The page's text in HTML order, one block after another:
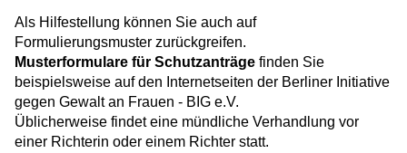
Als Hilfestellung können Sie auch auf
Formulierungsmuster zurückgreifen.
Musterformulare für Schutzanträge finden Sie
beispielsweise auf den Internetseiten der Berliner Initiative
gegen Gewalt an Frauen - BIG e.V.
Üblicherweise findet eine mündliche Verhandlung vor
einer Richterin oder einem Richter statt.